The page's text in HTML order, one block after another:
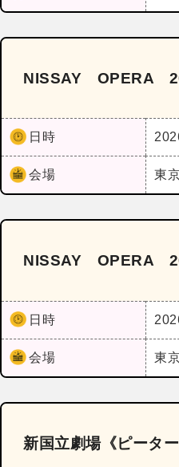
NISSAY OPERA
日時
会場 東
NISSAY OPERA
日時
会場 東
新国立劇場《ピータ